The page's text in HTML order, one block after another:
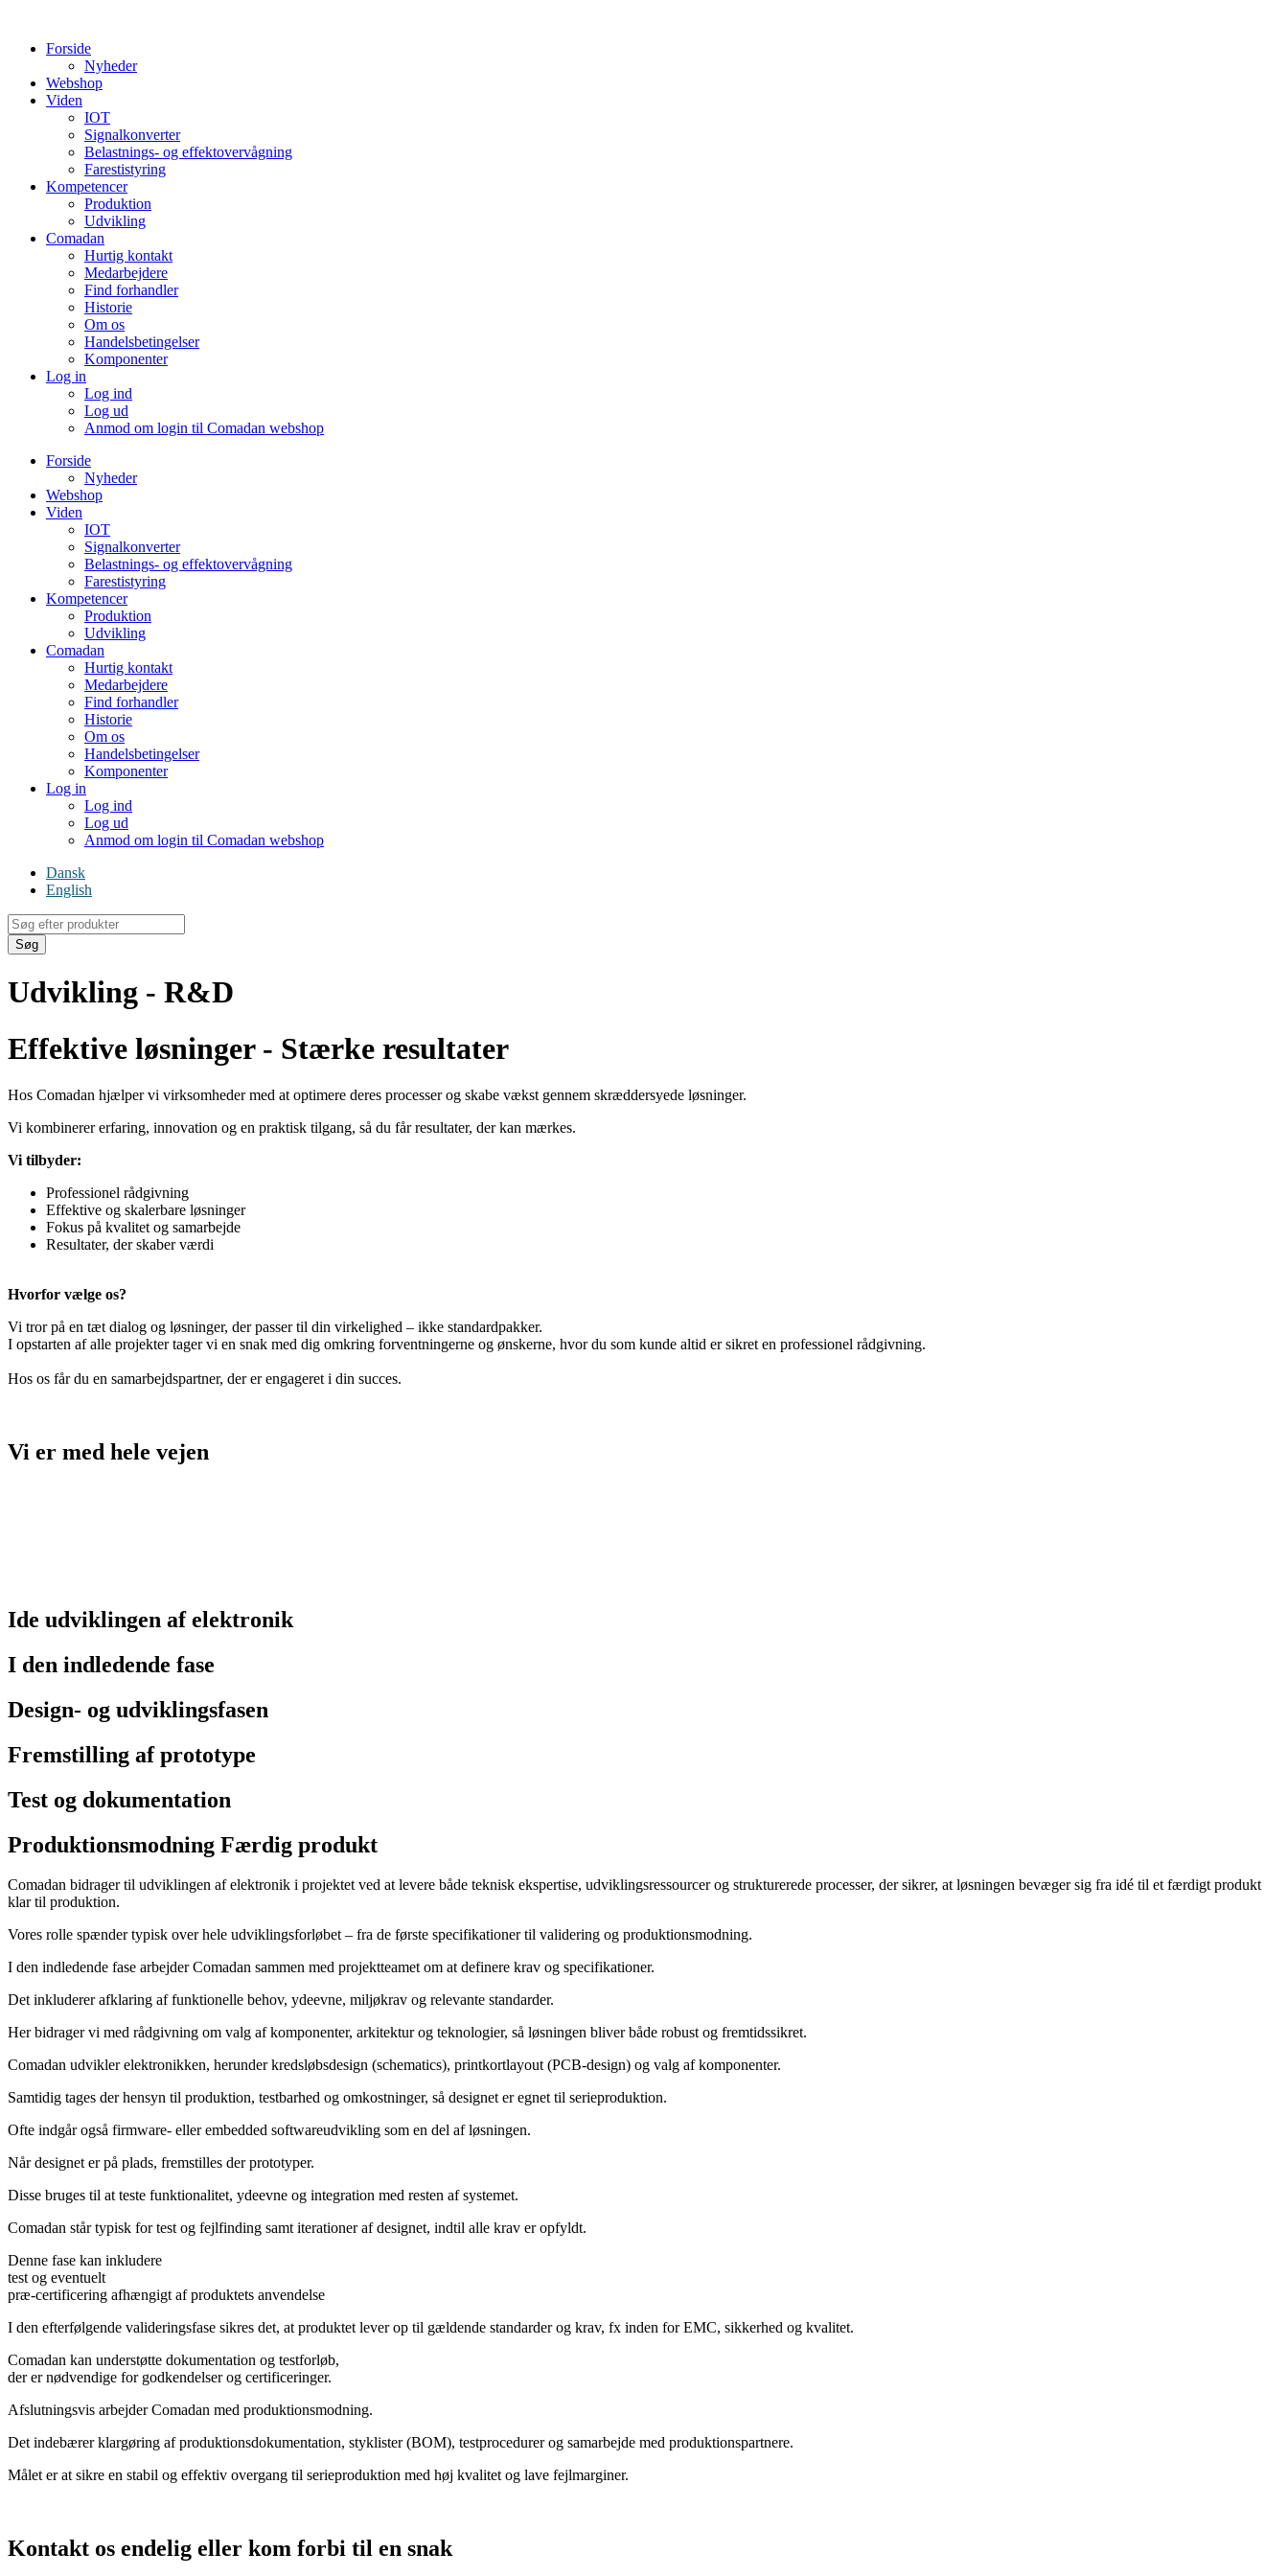
indholdForside
Nyheder
Webshop
Viden
IOT
Signalkonverter
Belastnings- og effektovervågning
Farestistyring
Kompetencer
Produktion
Udvikling
Comadan
Hurtig kontakt
Medarbejdere
Find forhandler
Historie
Om os
Handelsbetingelser
Komponenter
Log in
Log ind
Log ud
Anmod om login til Comadan webshop
Forside
Nyheder
Webshop
Viden
IOT
Signalkonverter
Belastnings- og effektovervågning
Farestistyring
Kompetencer
Produktion
Udvikling
Comadan
Hurtig kontakt
Medarbejdere
Find forhandler
Historie
Om os
Handelsbetingelser
Komponenter
Log in
Log ind
Log ud
Anmod om login til Comadan webshop
Dansk
English
Products
search
Søg
Udvikling - R&D
Effektive løsninger - Stærke resultater
Hos Comadan hjælper vi virksomheder med at optimere deres processer og skabe vækst gennem skræddersyede løsninger.
Vi kombinerer erfaring, innovation og en praktisk tilgang, så du får resultater, der kan mærkes.
Vi tilbyder:
Professionel rådgivning
Effektive og skalerbare løsninger
Fokus på kvalitet og samarbejde
Resultater, der skaber værdi
Hvorfor vælge os?
Vi tror på en tæt dialog og løsninger, der passer til din virkelighed – ikke standardpakker.
I opstarten af alle projekter tager vi en snak med dig omkring forventningerne og ønskerne, hvor du som kunde altid er sikret en professionel rådgivning.
Hos os får du en samarbejdspartner, der er engageret i din succes.
Vi er med hele vejen
Ide udviklingen af elektronik
I den indledende fase
Design- og udviklingsfasen
Fremstilling af prototype
Test og dokumentation
Produktionsmodning Færdig produkt
Comadan bidrager til udviklingen af elektronik i projektet ved at levere både teknisk ekspertise, udviklingsressourcer og strukturerede processer, der sikrer, at løsningen bevæger sig fra idé til et færdigt produkt
klar til produktion.
Vores rolle spænder typisk over hele udviklingsforløbet – fra de første specifikationer til validering og produktionsmodning.
I den indledende fase arbejder Comadan sammen med projektteamet om at definere krav og specifikationer.
Det inkluderer afklaring af funktionelle behov, ydeevne, miljøkrav og relevante standarder.
Her bidrager vi med rådgivning om valg af komponenter, arkitektur og teknologier, så løsningen bliver både robust og fremtidssikret.
Comadan udvikler elektronikken, herunder kredsløbsdesign (schematics), printkortlayout (PCB-design) og valg af komponenter.
Samtidig tages der hensyn til produktion, testbarhed og omkostninger, så designet er egnet til serieproduktion.
Ofte indgår også firmware- eller embedded softwareudvikling som en del af løsningen.
Når designet er på plads, fremstilles der prototyper.
Disse bruges til at teste funktionalitet, ydeevne og integration med resten af systemet.
Comadan står typisk for test og fejlfinding samt iterationer af designet, indtil alle krav er opfyldt.
Denne fase kan inkludere
test og eventuelt
præ-certificering afhængigt af produktets anvendelse
I den efterfølgende valideringsfase sikres det, at produktet lever op til gældende standarder og krav, fx inden for EMC, sikkerhed og kvalitet.
Comadan kan understøtte dokumentation og testforløb,
der er nødvendige for godkendelser og certificeringer.
Afslutningsvis arbejder Comadan med produktionsmodning.
Det indebærer klargøring af produktionsdokumentation, styklister (BOM), testprocedurer og samarbejde med produktionspartnere.
Målet er at sikre en stabil og effektiv overgang til serieproduktion med høj kvalitet og lave fejlmarginer.
Kontakt os endelig eller kom forbi til en snak